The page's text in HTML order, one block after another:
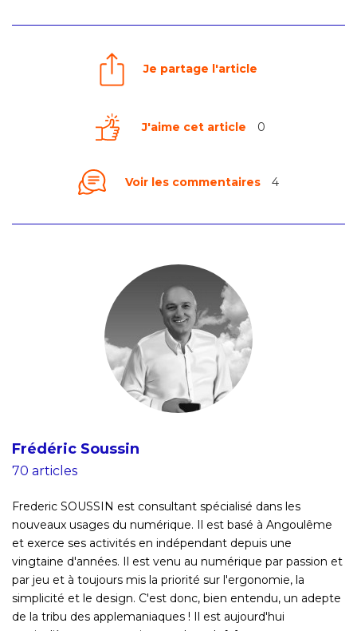
Je partage l'article
J'aime cet article 0
Voir les commentaires 4
Frédéric Soussin
70 articles
Frederic SOUSSIN est consultant spécialisé dans les
nouveaux usages du numérique. Il est basé à Angoulême
et exerce ses activités en indépendant depuis une
vingtaine d'années. Il est venu au numérique par passion et
par jeu et à toujours mis la priorité sur l'ergonomie, la
simplicité et le design. C'est donc, bien entendu, un adepte
de la tribu des applemaniaques ! Il est aujourd'hui